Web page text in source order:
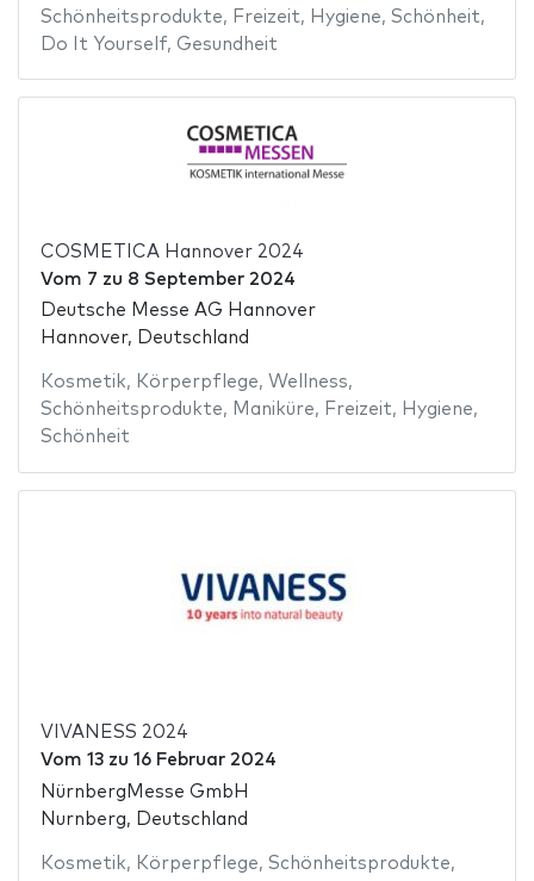
Schönheitsprodukte, Freizeit, Hygiene, Schönheit,
Do It Yourself, Gesundheit
COSMETICA Hannover 2024
Vom 7 zu 8 September 2024
Deutsche Messe AG Hannover
Hannover, Deutschland
Kosmetik, Körperpflege, Wellness,
Schönheitsprodukte, Maniküre, Freizeit, Hygiene,
Schönheit
VIVANESS 2024
Vom 13zu 16 Februar 2024
NürnbergMesse GmbH
Nurnberg, Deutschland
Kosmetik, Körperpflege, Schönheitsprodukte,